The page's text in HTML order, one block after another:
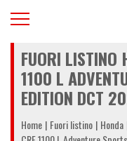
FUORI LISTINO
1100 L
EDITION DCT
Home Fuori listino Honda